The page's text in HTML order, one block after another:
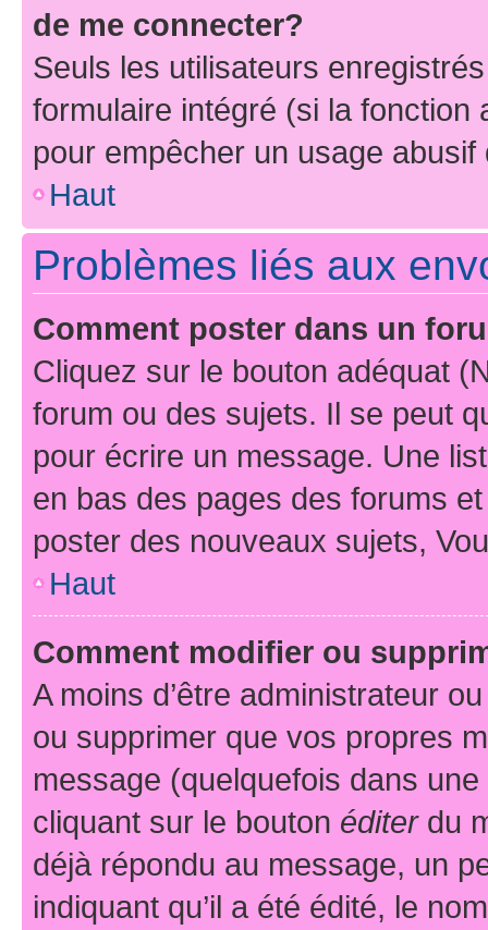
de me connecter?
Seuls les utilisateurs
formulaire intégré (si la fonction
pour empêcher un usage
Haut
Problèmes liés aux
Comment poster dans un
Cliquez sur le bouton adéquat
forum ou des sujets. Il se peut
pour écrire un message. Une
en bas des pages des forums
poster des nouveaux sujets,
Haut
Comment modifier ou
A moins d’être administrateur
ou supprimer que vos propres
message (quelquefois dans
cliquant sur le bouton éditerdu
déjà répondu au message, un
indiquant qu’il a été édité, le